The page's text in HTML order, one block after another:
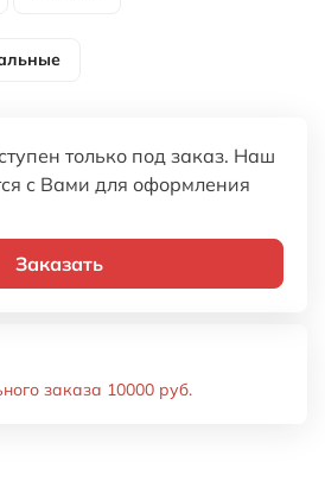
только под заказ. Наш
с Вами для оформления
Заказать
заказа 10000 руб.